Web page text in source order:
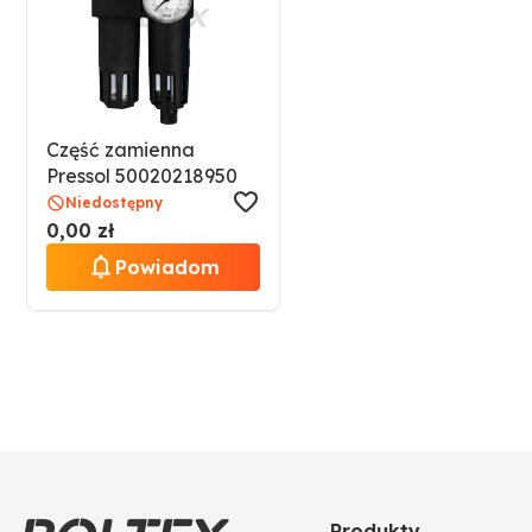
Część zamienna
Pressol 50020218950
Niedostępny
0,00 zł
Powiadom